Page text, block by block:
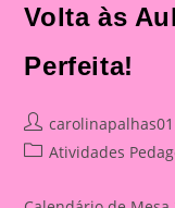
Volta às
Perfeita!
Post
author:
carolinapalhas01
PostAtividades